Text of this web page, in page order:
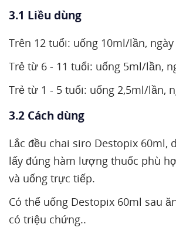
3.1 Liều dùng
Trên 12 tuổi: uống 10ml/lần,
Trẻ từ 6 - 11 tuổi: uống 5ml/lần,
Trẻ từ 1 - 5 tuổi: uống 2,5ml/lần,
3.2 Cách dùng
Lắc đều chai siro Destopix 60ml,
lấy đúng hàm lượng thuốc phù
và uống trực tiếp.
Có thể uống Destopix 60ml sau
có triệu chứng..